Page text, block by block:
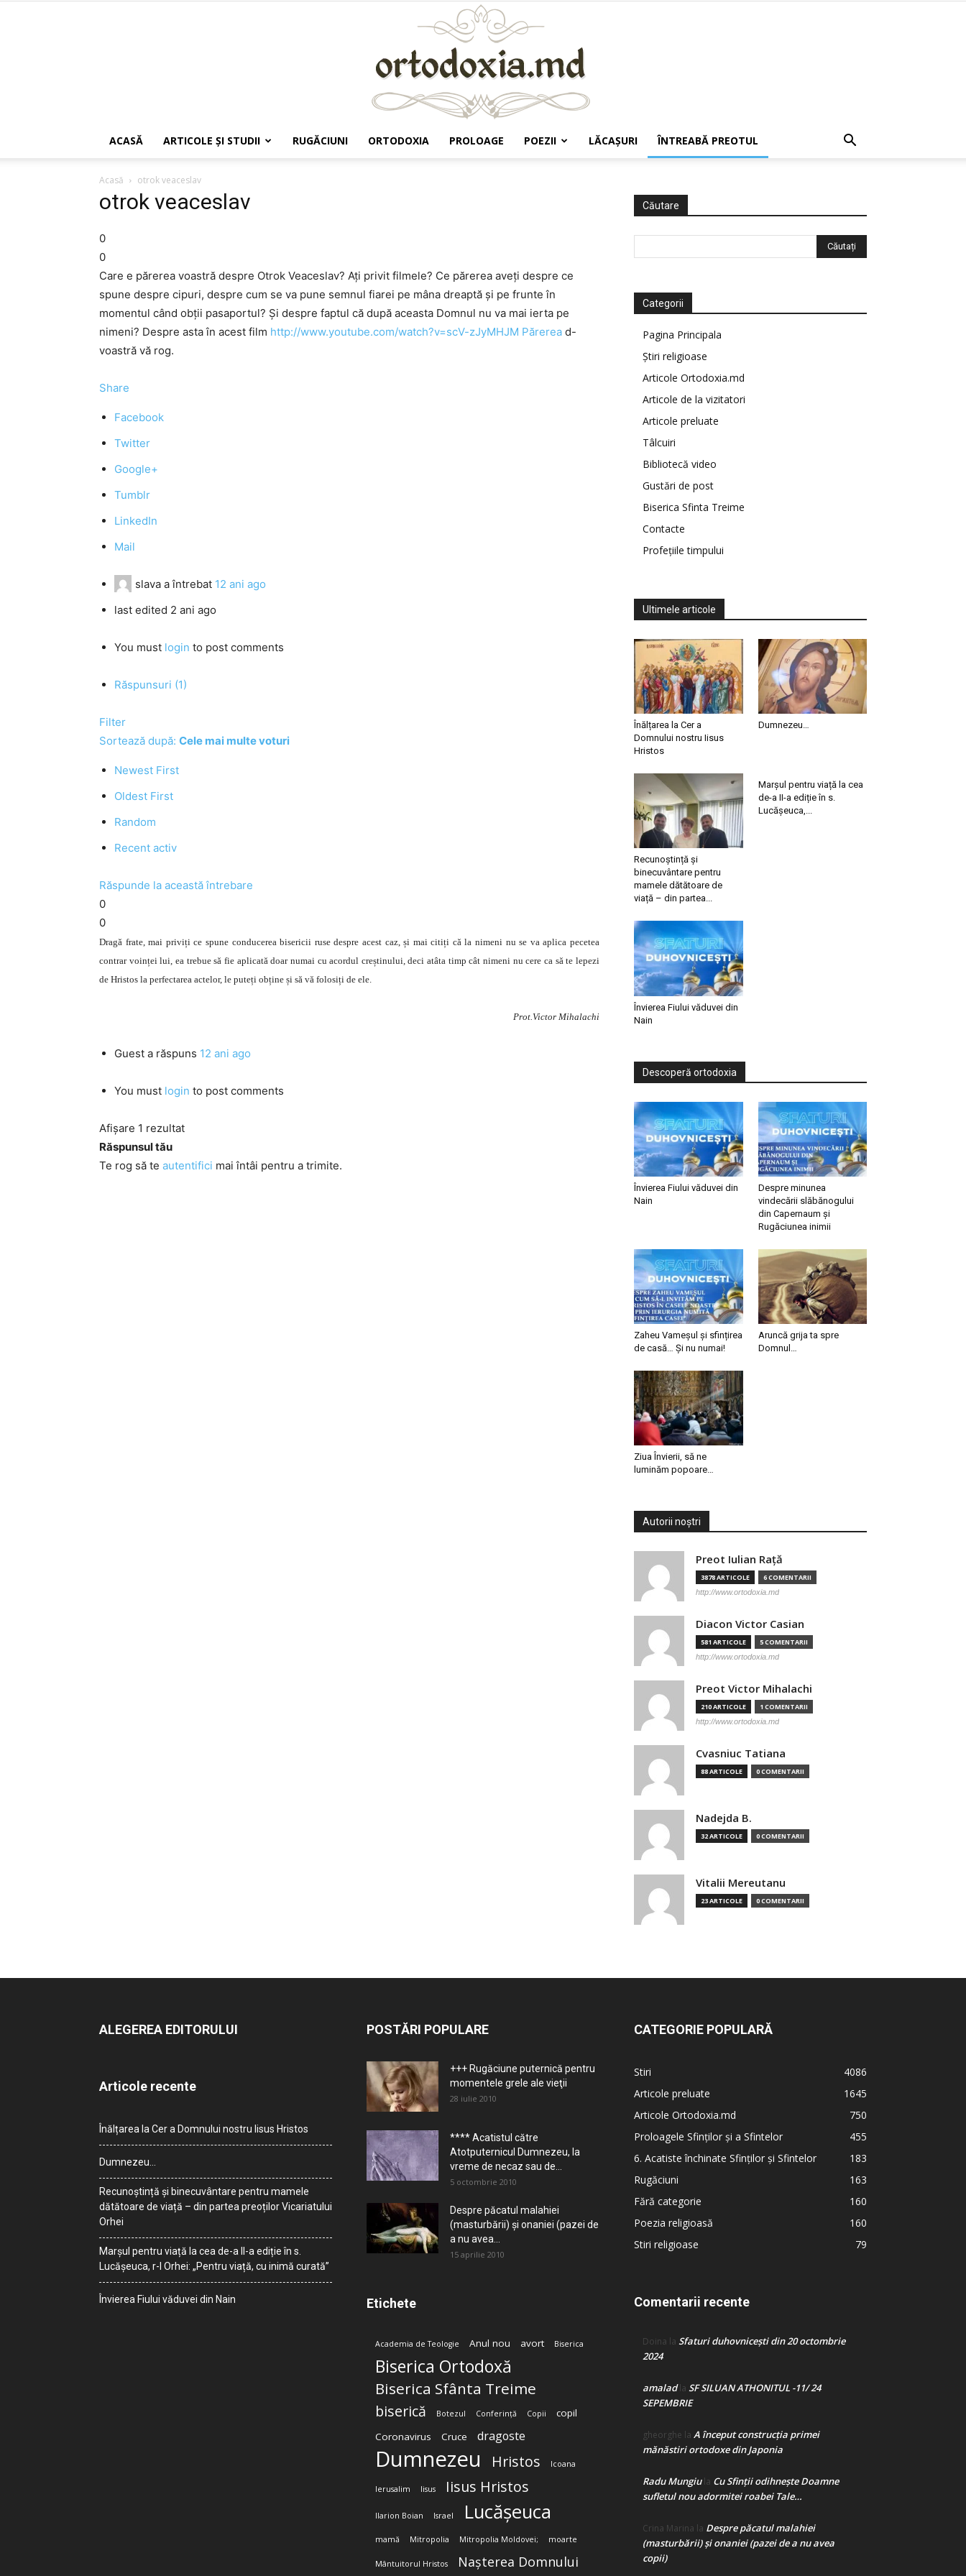
ACASĂ ARTICOLE ŞI STUDII RUGĂCIUNI ORTODOXIA PROLOAGE POEZII LĂCAŞURI ÎNTREABĂ PREOTUL
Acasă otrok veaceslav
otrok veaceslav
0
0
Care e părerea voastră despre Otrok Veaceslav? Ați privit filmele? Ce părerea aveți despre ce
spune despre cipuri, despre cum se va pune semnul fiarei pe mâna dreaptă și pe frunte în
momentul când obții pasaportul? Și despre faptul că după aceasta Domnul nu va mai ierta pe
nimeni? Despre asta în acest film http://www.youtube.com/watch?v=scV-zJyMHJM Părerea d-
voastră vă rog.
Share
Facebook
Twitter
Google+
Tumblr
LinkedIn
Mail
slava a întrebat 12 ani ago
last edited 2 ani ago
You must login to post comments
Răspunsuri (1)
Filter
Sortează după: Cele mai multe voturi
Newest First
Oldest First
Random
Recent activ
Răspunde la această întrebare
0
0
Dragă frate, mai priviți ce spune conducerea bisericii ruse despre acest caz, și mai citiți că la nimeni nu se va aplica pecetea
contrar voinței lui, ea trebue să fie aplicată doar numai cu acordul creștinului, deci atâta timp cât nimeni nu cere ca să te lepezi
de Hristos la perfectarea actelor, le puteți obține și să vă folosiți de ele.
Prot.Victor Mihalachi
Guest a răspuns 12 ani ago
You must login to post comments
Afișare 1 rezultat
Răspunsul tău
Te rog să te autentifici mai întâi pentru a trimite.
Căutare
Categorii
Pagina Principala
Știri religioase
Articole Ortodoxia.md
Articole de la vizitatori
Articole preluate
Tâlcuiri
Bibliotecă video
Gustări de post
Biserica Sfinta Treime
Contacte
Profețiile timpului
Ultimele articole
Înălțarea la Cer a
Domnului nostru Iisus
Hristos
Dumnezeu…
Recunoștință și
binecuvântare pentru
mamele dătătoare de
viață – din partea...
Marșul pentru viață la cea
de-a II-a ediție în s.
Lucășeuca,...
Învierea Fiului văduvei din
Nain
Descoperă ortodoxia
Învierea Fiului văduvei din
Nain
Despre minunea
vindecării slăbănogului
din Capernaum și
Rugăciunea inimii
Zaheu Vameșul și sfințirea
de casă… Și nu numai!
Aruncă grija ta spre
Domnul…
Ziua Învierii, să ne
luminăm popoare…
Autorii noștri
Preot Iulian Raţă
3878 ARTICOLE 6 COMENTARII
http://www.ortodoxia.md
Diacon Victor Casian
581 ARTICOLE 5 COMENTARII
http://www.ortodoxia.md
Preot Victor Mihalachi
210 ARTICOLE 1 COMENTARII
http://www.ortodoxia.md
Cvasniuc Tatiana
88 ARTICOLE 0 COMENTARII
Nadejda B.
32 ARTICOLE 0 COMENTARII
Vitalii Mereutanu
23 ARTICOLE 0 COMENTARII
ALEGEREA EDITORULUI
Articole recente
Înălțarea la Cer a Domnului nostru Iisus Hristos
Dumnezeu…
Recunoștință și binecuvântare pentru mamele
dătătoare de viață – din partea preoților Vicariatului
Orhei
Marșul pentru viață la cea de-a II-a ediție în s.
Lucășeuca, r-l Orhei: „Pentru viață, cu inimă curată”
Învierea Fiului văduvei din Nain
POSTĂRI POPULARE
+++ Rugăciune puternică pentru
momentele grele ale vieţii
28 iulie 2010
**** Acatistul către
Atotputernicul Dumnezeu, la
vreme de necaz sau de...
5 octombrie 2010
Despre păcatul malahiei
(masturbării) şi onaniei (pazei de
a nu avea...
15 aprilie 2010
Etichete
Academia de Teologie Anul nou avort Biserica
Biserica Ortodoxă
Biserica Sfânta Treime
biserică Botezul Conferință Copii
copil
Coronavirus
Cruce dragoste
Dumnezeu Hristos Icoana
Ierusalim Iisus Iisus Hristos
Ilarion Boian Israel Lucășeuca
mamă Mitropolia Mitropolia Moldovei; moarte
Mântuitorul Hristos Nașterea Domnului
CATEGORIE POPULARĂ
Stiri
4086
Articole preluate
1645
Articole Ortodoxia.md
750
Proloagele Sfinților și a Sfintelor
455
6. Acatiste închinate Sfinților și Sfintelor
183
Rugăciuni
163
Fără categorie
160
Poezia religioasă
160
Stiri religioase
79
Comentarii recente
Doina la Sfaturi duhovnicești din 20 octombrie
2024
amaladla SF SILUAN ATHONITUL -11/ 24
SEPEMBRIE
gheorghe la A început construcţia primei
mănăstiri ortodoxe din Japonia
Radu Mungiula Cu Sfinții odihnește Doamne
sufletul nou adormitei roabei Tale…
Crina Marina la Despre păcatul malahiei
(masturbării) şi onaniei (pazei de a nu avea
copii)